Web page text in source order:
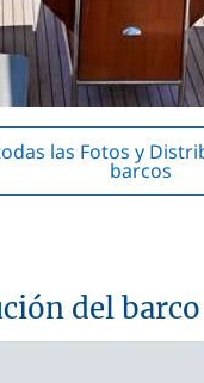
las Fotos y
barcos
del barco